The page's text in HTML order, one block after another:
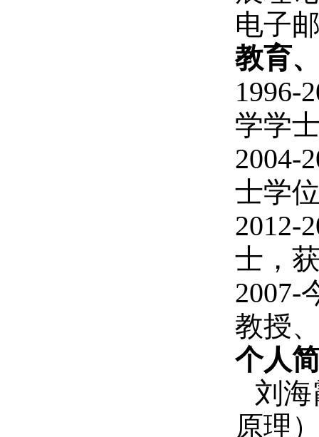
电子
教育
1996-
学学
2004-
士学
2012-
士，
2007-
教授
个人
刘海
原理